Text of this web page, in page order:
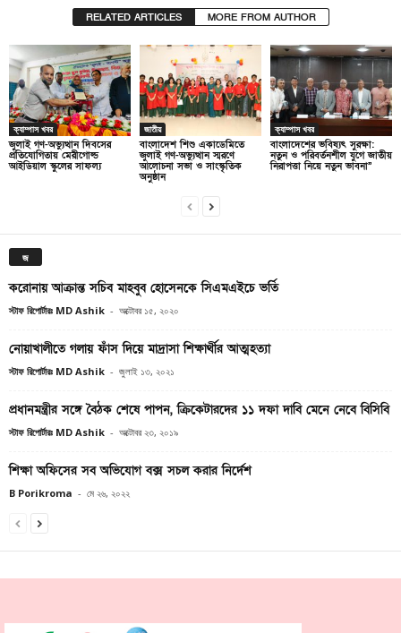
RELATED ARTICLES MORE FROM AUTHOR
ক্যাম্পাস খবর
জুলাই গণ-অভ্যুত্থান দিবসের
প্রতিযোগিতায় মেরীগোল্ড
আইডিয়াল স্কুলের সাফল্য
জাতীয়
বাংলাদেশ শিশু একাডেমিতে
জুলাই গণ-অভ্যুত্থান স্মরণে
আলোচনা সভা ও সাংস্কৃতিক
অনুষ্ঠান
ক্যাম্পাস খবর
বাংলাদেশের ভবিষ্যৎ সুরক্ষা:
নতুন ও পরিবর্তনশীল যুগে জাতীয়
নিরাপত্তা নিয়ে নতুন ভাবনা”
জ
করোনায় আক্রান্ত সচিব মাহবুব হোসেনকে সিএমএইচে ভর্তি
স্টাফ রিপোর্টারঃ MD Ashik - অক্টোবর ১৫, ২০২০
নোয়াখালীতে গলায় ফাঁস দিয়ে মাদ্রাসা শিক্ষার্থীর আত্মহত্যা
স্টাফ রিপোর্টারঃ MD Ashik - জুলাই ১৩, ২০২১
প্রধানমন্ত্রীর সঙ্গে বৈঠক শেষে পাপন, ক্রিকেটারদের ১১ দফা দাবি মেনে নেবে বিসিবি
স্টাফ রিপোর্টারঃ MD Ashik - অক্টোবর ২৩, ২০১৯
শিক্ষা অফিসের সব অভিযোগ বক্স সচল করার নির্দেশ
B Porikroma - মে ২৬, ২০২২